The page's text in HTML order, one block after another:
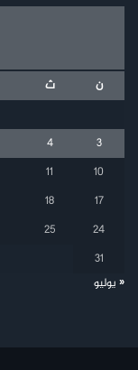
ن ث
3
4
10
11
17
18
24
25
31
« يوليو